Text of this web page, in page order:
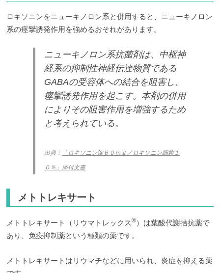
ロキソニンをニューキノロン系と併用すると、ニューキノロン
系の痙攣誘発作用を強めるおそれがあります。
ニューキノロン系抗菌剤は、中枢神
経系の抑制性神経伝達物質である
GABAの受容体への結合を阻害し、
痙攣誘発作用を起こす。本剤の併用
によりその阻害作用を増強するため
と考えられている。
出典： 「ロキソニン錠６０ｍｇ／ロキソニン細粒１
０％」添付文書
メトトレキサート
メトトレキサート（リウマトレックス®）は葉酸代謝拮抗薬で
あり、免疫抑制薬という種類の薬です。
メトトレキサートはリウマチなどに用いられ、炎症を抑える薬